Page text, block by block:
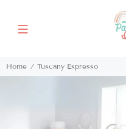
Home Tuscany Espresso